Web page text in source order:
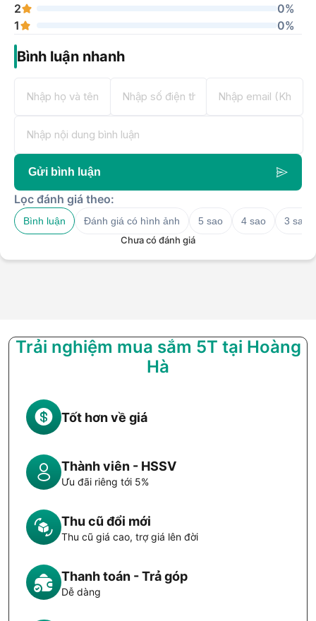
2
0%
1
0%
Bình luận nhanh
Gửi bình luận
Lọc đánh giá theo:
Bình luận Đánh giá có hình ảnh 5 sao 4 sao
3 sao
Chưa có đánh giá
Trải nghiệm mua sắm 5T tại Hoàng
Hà
Tốt hơn về giá
Thành viên - HSSV
Ưu đãi riêng tới 5%
Thu cũ đổi mới
Thu cũ giá cao, trợ giá lên đời
Thanh toán - Trả góp
Dễ dàng